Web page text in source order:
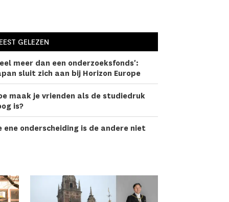
GELEZEN
meer dan een onderzoeks­fonds':
sluit zich aan bij Horizon Europe
maak je vrienden als de studiedruk
is?
ene onderscheiding is de andere niet